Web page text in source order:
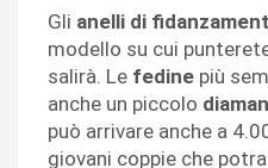
Gli anelli di
modello su cui
salirà. Le fedine più
anche un piccolo
può arrivare anche a
giovani coppie che